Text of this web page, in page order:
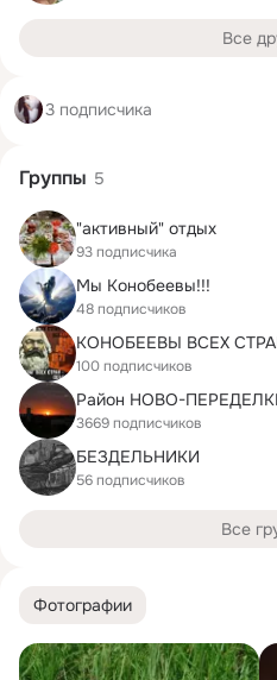
Фотографии
Все
3 подписчика
Группы 5
"активный" отдых
93 подписчика
Мы Конобеевы!!!
48 подписчиков
КОНОБЕЕВЫ ВСЕХ
100 подписчиков
Район НОВО-
3669 подписчиков
БЕЗДЕЛЬНИКИ
56 подписчиков
Все